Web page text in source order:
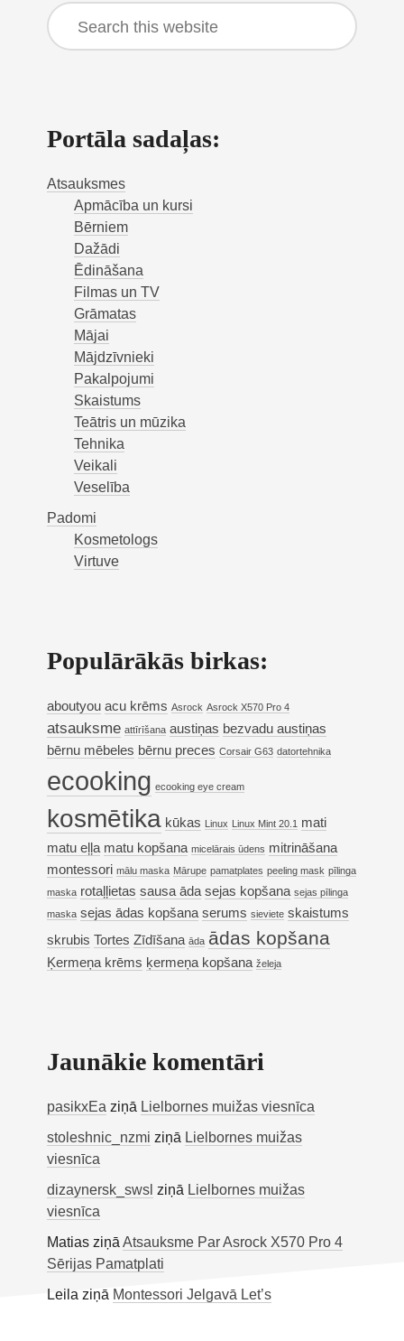
Search
this
website
Portāla sadaļas:
Atsauksmes
Apmācība un kursi
Bērniem
Dažādi
Ēdināšana
Filmas un TV
Grāmatas
Mājai
Mājdzīvnieki
Pakalpojumi
Skaistums
Teātris un mūzika
Tehnika
Veikali
Veselība
Padomi
Kosmetologs
Virtuve
Populārākās birkas:
aboutyou acu krēms Asrock Asrock X570 Pro 4
atsauksme attīrīšana austiņas bezvadu austiņas
bērnu mēbeles bērnu preces Corsair G63 datortehnika
ecooking ecooking eye cream
kosmētika kūkas Linux Linux Mint 20.1
mati
matu eļļa matu kopšana micelārais ūdens mitrināšana
montessori mālu maska Mārupe pamatplates peeling mask pīlinga
maska rotaļļietas sausa āda sejas kopšana sejas pīlinga
maska sejas ādas kopšana serums sieviete skaistums
skrubis Tortes Zīdīšana āda ādas kopšana
Ķermeņa krēms ķermeņa kopšana želeja
Jaunākie komentāri
pasikxEa ziņā Lielbornes muižas viesnīca
stoleshnic_nzmi ziņā Lielbornes muižas
viesnīca
dizaynersk_swsl ziņā Lielbornes muižas
viesnīca
Matias ziņāAtsauksme Par Asrock X570 Pro 4
Sērijas Pamatplati
Leila ziņā Montessori Jelgavā Let’s